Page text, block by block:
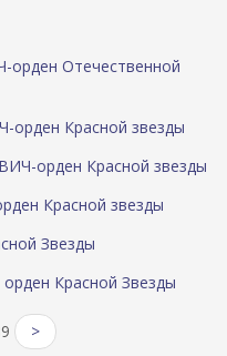
Отечественной
Красной звезды
орден Красной звезды
Красной звезды
Звезды
Красной Звезды
>